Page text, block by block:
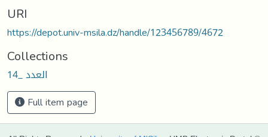
URI
https://depot.univ-msila.dz/handle/123456789/4672
Collections
العدد _14
Full item page